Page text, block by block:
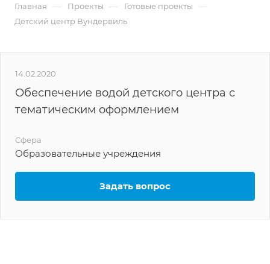
Главная — Проекты — Готовые проекты —
Детский центр Вундервиль
14.02.2020
Обеспечение водой детского центра с
тематическим оформлением
Сфера
Образовательные учреждения
Задать вопрос